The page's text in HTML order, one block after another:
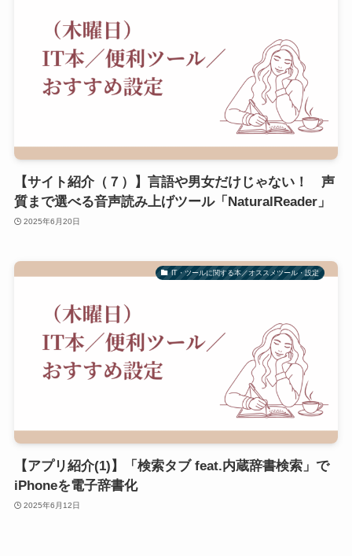
【サイト紹介（７）】言語や男女だけじゃない！ 声
質まで選べる音声読み上げツール「NaturalReader」
2025年6月20日
IT・ツールに関する本／オススメツール・設定
【アプリ紹介(1)】「検索タブ feat.内蔵辞書検索」で
iPhoneを電子辞書化
2025年6月12日